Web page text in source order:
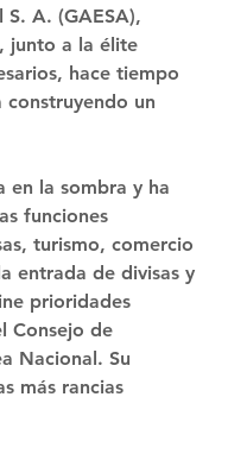
A. (GAESA),
junto a la élite
hace tiempo
un
en la sombra y ha
funciones
turismo, comercio
entrada de divisas y
prioridades
Consejo de
Nacional. Su
más rancias